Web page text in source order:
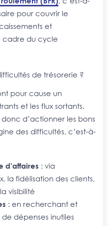
pour couvrir le
et
cadre du cycle
de trésorerie ?
pour cause un
et les flux sortants.
d’actionner les bons
des difficultés, c’est-à-
d’affaires : via
la fidélisation des clients,
visibilité
: en recherchant et
dépenses inutiles